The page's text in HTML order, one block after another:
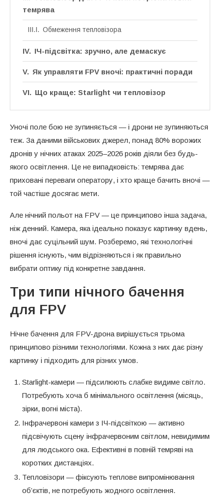
темрява
Обмеження тепловізора
ІЧ-підсвітка: зручно, але демаскує
Як управляти FPV вночі: практичні поради
Що краще: Starlight чи тепловізор
Уночі поле бою не зупиняється — і дрони не зупиняються
теж. За даними військових джерел, понад 80% ворожих
дронів у нічних атаках 2025–2026 років діяли без будь-
якого освітлення. Це не випадковість: темрява дає
приховані переваги оператору, і хто краще бачить вночі —
той частіше досягає мети.
Але нічний польот на FPV — це принципово інша задача,
ніж денний. Камера, яка ідеально показує картинку вдень,
вночі дає суцільний шум. Розберемо, які технологічні
рішення існують, чим відрізняються і як правильно
вибрати оптику під конкретне завдання.
Три типи нічного бачення
для FPV
Нічне бачення для FPV-дрона вирішується трьома
принципово різними технологіями. Кожна з них дає різну
картинку і підходить для різних умов.
Starlight-камери — підсилюють слабке видиме світло.
Потребують хоча б мінімального освітлення (місяць,
зірки, вогні міста).
Інфрачервоні камери з ІЧ-підсвіткою — активно
підсвічують сцену інфрачервоним світлом, невидимим
для людського ока. Ефективні в повній темряві на
коротких дистанціях.
Тепловізори — фіксують теплове випромінювання
об’єктів, не потребують жодного освітлення.